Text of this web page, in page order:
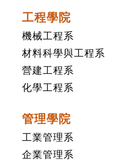
工程學院
機械工程系
材料科學與工程系
營建工程系
化學工程系
管理學院
工業管理系
企業管理系